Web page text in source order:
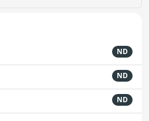
ND
ND
ND